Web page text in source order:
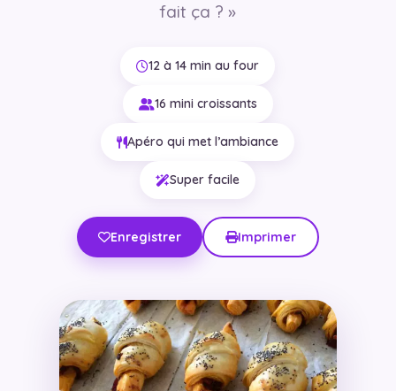
fait ça ? »
12 à 14 min au four
16 mini croissants
Apéro qui met l’ambiance
Super facile
Enregistrer Imprimer